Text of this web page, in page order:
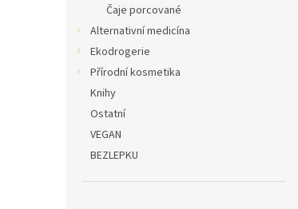
Čaje porcované
Alternativní medicína
Ekodrogerie
Přírodní kosmetika
Knihy
Ostatní
VEGAN
BEZLEPKU